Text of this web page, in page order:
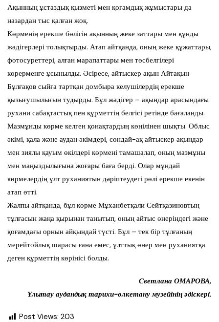
Ақынның ұстаздық қызметі мен қоғамдық жұмыстары да
назардан тыс қалған жоқ.
Көрменің ерекше бөлігін ақынның жеке заттары мен құнды
жәдігерлері толықтырды. Атап айтқанда, оның жеке құжаттары,
фотосуреттері, алған марапаттары мен төсбелгілері
көрерменге ұсынылды. Әсіресе, айтыскер ақын Айтақын
Бұлғақов сыйға тартқан домбыра келушілердің ерекше
қызығушылығын тудырды. Бұл жәдігер – ақындар арасындағы
рухани сабақтастық пен құрметтің белгісі ретінде бағаланды.
Мазмұнды көрме келген қонақтардың көңілінен шықты. Облыс
әкімі, қала және аудан әкімдері, сондай-ақ айтыскер ақындар
мен зиялы қауым өкілдері көрмені тамашалап, оның мазмұны
мен маңыздылығына жоғары баға берді. Олар мұндай
көрмелердің ұлт руханиятын дәріптеудегі рөлі ерекше екенін
атап өтті.
Жалпы айтқанда, бұл көрме Мұханбетқали Сейтқазиновтың
тұлғасын жаңа қырынан танытып, оның айтыс өнеріндегі және
қоғамдағы орнын айқындай түсті. Бұл – тек бір тұлғаның
мерейтойлық шарасы ғана емес, ұлттық өнер мен руханиятқа
деген құрметтің көрінісі болды.
Светлана ОМАРОВА,
Ұлытау аудандық тарихи-өлкетану музейінің әдіскері.
Post Views: 203